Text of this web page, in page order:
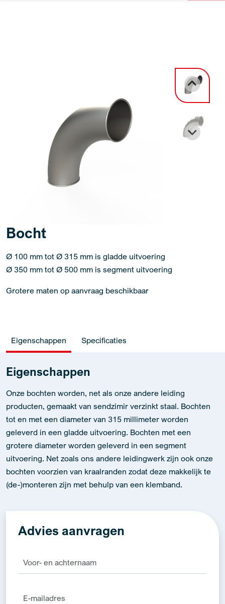
Bocht
Ø 100 mm tot Ø 315 mm is gladde uitvoering
Ø 350 mm tot Ø 500 mm is segment uitvoering
Grotere maten op aanvraag beschikbaar
Eigenschappen Specificaties
Eigenschappen
Onze bochten worden, net als onze andere leiding
producten, gemaakt van sendzimir verzinkt staal. Bochten
tot en met een diameter van 315 millimeter worden
geleverd in een gladde uitvoering. Bochten met een
grotere diameter worden geleverd in een segment
uitvoering. Net zoals ons andere leidingwerk zijn ook onze
bochten voorzien van kraalranden zodat deze makkelijk te
(de-)monteren zijn met behulp van een klemband.
Advies aanvragen